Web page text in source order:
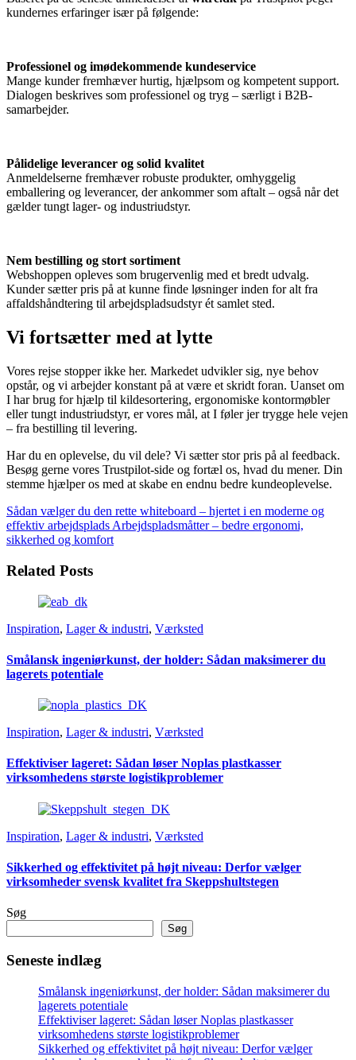
kundernes erfaringer især på følgende:
Professionel og imødekommende kundeservice
Mange kunder fremhæver hurtig, hjælpsom og kompetent support.
Dialogen beskrives som professionel og tryg – særligt i B2B-
samarbejder.
Pålidelige leverancer og solid kvalitet
Anmeldelserne fremhæver robuste produkter, omhyggelig
emballering og leverancer, der ankommer som aftalt – også når det
gælder tungt lager- og industriudstyr.
Nem bestilling og stort sortiment
Webshoppen opleves som brugervenlig med et bredt udvalg.
Kunder sætter pris på at kunne finde løsninger inden for alt fra
affaldshåndtering til arbejdspladsudstyr ét samlet sted.
Vi fortsætter med at lytte
Vores rejse stopper ikke her. Markedet udvikler sig, nye behov
opstår, og vi arbejder konstant på at være et skridt foran. Uanset om
I har brug for hjælp til kildesortering, ergonomiske kontormøbler
eller tungt industriudstyr, er vores mål, at I føler jer trygge hele vejen
– fra bestilling til levering.
Har du en oplevelse, du vil dele? Vi sætter stor pris på al feedback.
Besøg gerne vores Trustpilot-side og fortæl os, hvad du mener. Din
stemme hjælper os med at skabe en endnu bedre kundeoplevelse.
Sådan vælger du den rette whiteboard – hjertet i en moderne og
effektiv arbejdsplads Arbejdspladsmåtter – bedre ergonomi,
sikkerhed og komfort
Related Posts
Inspiration, Lager & industri, Værksted
Smålansk ingeniørkunst, der holder: Sådan maksimerer du
lagerets potentiale
Inspiration, Lager & industri, Værksted
Effektiviser lageret: Sådan løser Noplas plastkasser
virksomhedens største logistikproblemer
Inspiration, Lager & industri, Værksted
Sikkerhed og effektivitet på højt niveau: Derfor vælger
virksomheder svensk kvalitet fra Skeppshultstegen
Søg
Søg
Seneste indlæg
Smålansk ingeniørkunst, der holder: Sådan maksimerer du
lagerets potentiale
Effektiviser lageret: Sådan løser Noplas plastkasser
virksomhedens største logistikproblemer
Sikkerhed og effektivitet på højt niveau: Derfor vælger